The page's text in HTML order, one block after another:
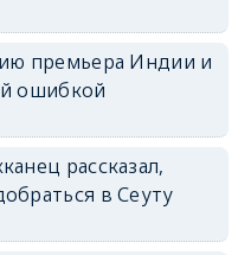
премьера Индии и
ошибкой
рассказал,
в Сеуту